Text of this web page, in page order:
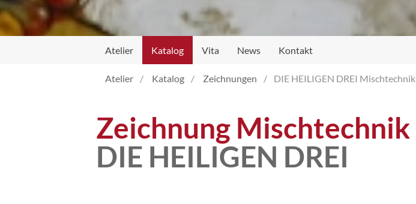
Atelier Katalog Vita News Kontakt
Atelier Katalog Zeichnungen DIE HEILIGEN DREI Mischtechnik
Zeichnung Mischtechnik
DIE HEILIGEN DREI